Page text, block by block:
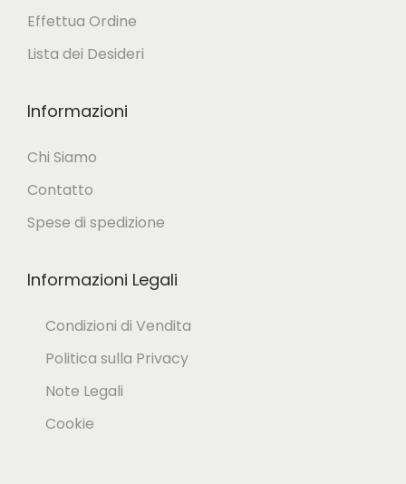
Effettua Ordine
Lista dei Desideri
Informazioni
Chi Siamo
Contatto
Spese di spedizione
Informazioni Legali
Condizioni di Vendita
Politica sulla Privacy
Note Legali
Cookie